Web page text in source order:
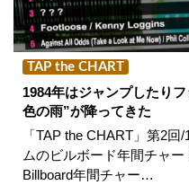
TAP the CHART
1984年はジャンプしたり
色の雨”が降ってきた
「TAP the CHART」第2
ムのビルボード年間チャ
Billboard年間チャー…